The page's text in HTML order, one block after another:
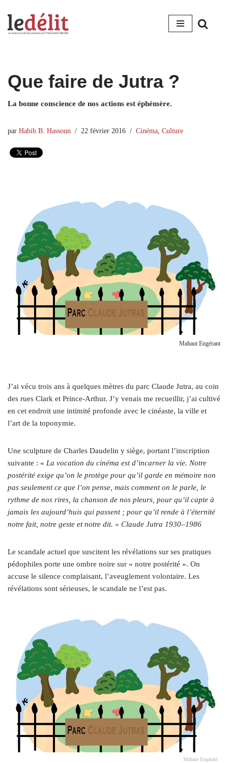
Aller
Que faire de Jutra ?
La bonne conscience de nos actions est éphémère.
par Habib B. Hassoun 22 février 2016 Cinéma Culture
Mahaut Engérant
J’ai vécu trois ans à quelques mètres du parc Claude Jutra, au coin
des rues Clark et Prince-Arthur. J’y venais me recueillir, j’ai cultivé
en cet endroit une intimité profonde avec le cinéaste, la ville et
l’art de la toponymie.
Une sculpture de Charles Daudelin y siège, portant l’inscription
suivante : « La vocation du cinéma est d’incarner la vie. Notre
postérité exige qu’on le protège pour qu’il garde en mémoire non
pas seulement ce que l’on pense, mais comment on le parle, le
rythme de nos rires, la chanson de nos pleurs, pour qu’il capte à
jamais les aujourd’huis qui passent ; pour qu’il rende à l’éternité
notre fait, notre geste et notre dit. » Claude Jutra 1930–1986
Le scandale actuel que suscitent les révélations sur ses pratiques
pédophiles porte une ombre noire sur « notre postérité ». On
accuse le silence complaisant, l’aveuglement volontaire. Les
révélations sont sérieuses, le scandale ne l’est pas.
Mahaut Engérant